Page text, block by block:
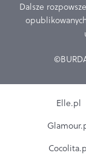
Dalsze
Elle.pl